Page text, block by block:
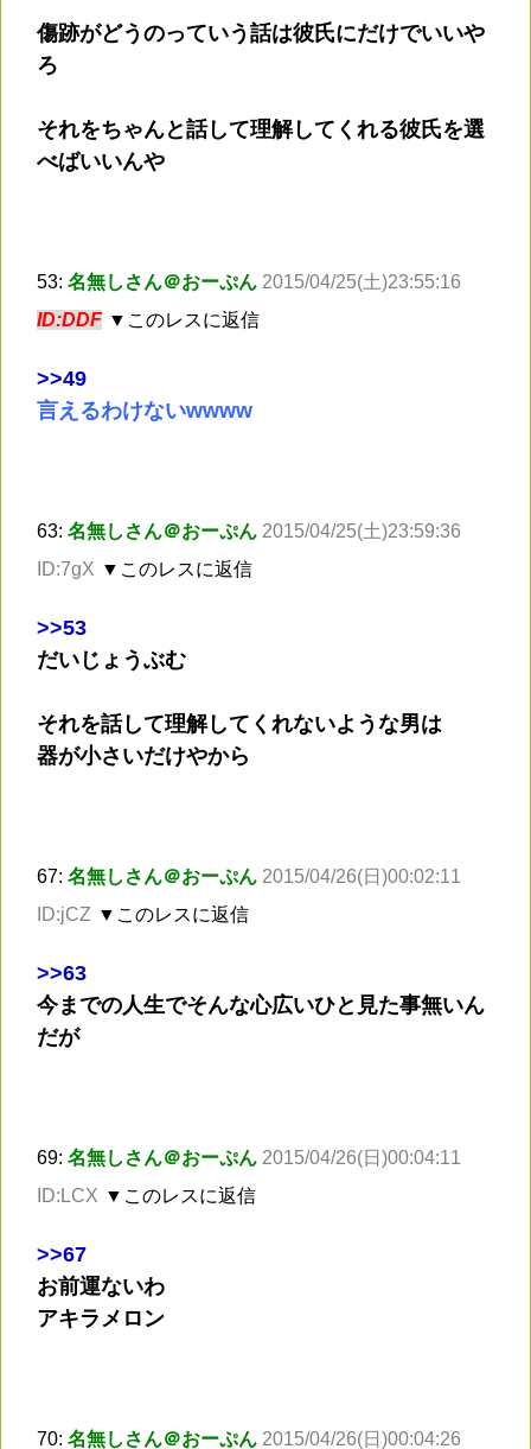
傷跡がどうのっていう話は彼氏にだけでいいや
ろ
それをちゃんと話して理解してくれる彼氏を選
べばいいんや
53: 名無しさん＠おーぷん 2015/04/25(土)23:55:16
ID:DDF ▼このレスに返信
>>49
言えるわけないwwww
63: 名無しさん＠おーぷん 2015/04/25(土)23:59:36
ID:7gX ▼このレスに返信
>>53
だいじょうぶむ
それを話して理解してくれないような男は
器が小さいだけやから
67: 名無しさん＠おーぷん 2015/04/26(日)00:02:11
ID:jCZ ▼このレスに返信
>>63
今までの人生でそんな心広いひと見た事無いん
だが
69: 名無しさん＠おーぷん 2015/04/26(日)00:04:11
ID:LCX ▼このレスに返信
>>67
お前運ないわ
アキラメロン
70: 名無しさん＠おーぷん 2015/04/26(日)00:04:26